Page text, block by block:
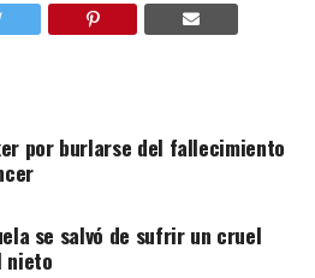
por burlarse del fallecimiento
se salvó de sufrir un cruel
nieto